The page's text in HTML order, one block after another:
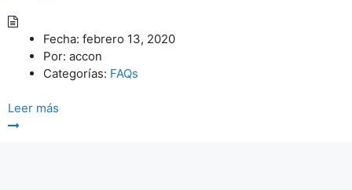
Fecha: febrero 13, 2020
Por: accon
Categorías: FAQs
Leer más